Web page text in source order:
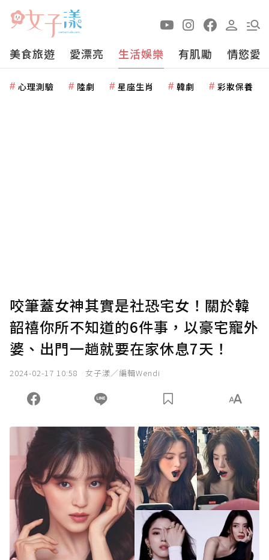
美食旅遊 愛漂亮 生活娛樂 有肌勵 情慾愛
心理測驗 陸劇 星座生肖 韓劇 彩妝保養
咬筆蓋女神其實是社恐宅女！關於韓
韶禧你所不知道的6件事，以豪宅寵外
婆、出門一趟就要在家休息7天！
2024-02-17 10:58 女子漾／編輯Wendi